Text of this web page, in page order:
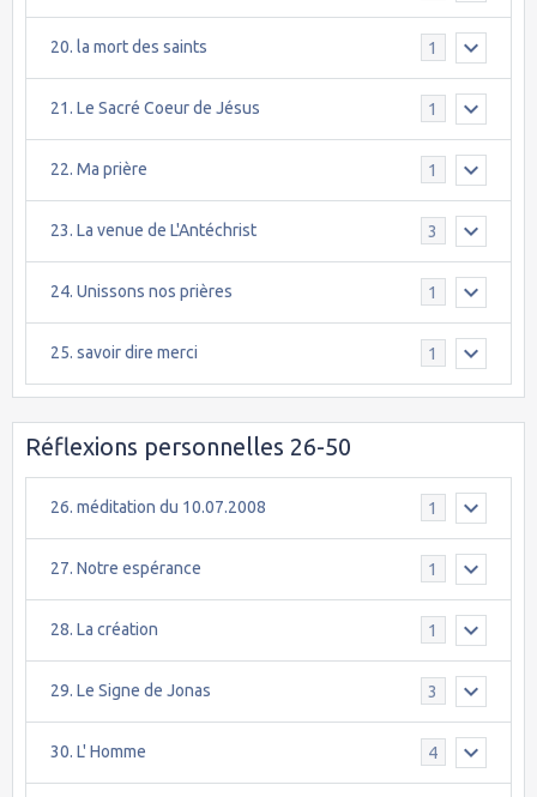
20. la mort des saints 1
21. Le Sacré Coeur de Jésus 1
22. Ma prière 1
23. La venue de L'Antéchrist 3
24. Unissons nos prières 1
25. savoir dire merci 1
Réflexions personnelles 26-50
26. méditation du 10.07.2008 1
27. Notre espérance 1
28. La création 1
29. Le Signe de Jonas 3
30. L' Homme 4